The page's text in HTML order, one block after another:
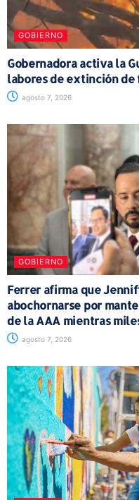
GOBIERNO
Gobernadora activa la
labores de extinción
agosto 7, 2026
GOBIERNO
Ferrer afirma que
abochornarse por
de la AAA mientras
agosto 7, 2026